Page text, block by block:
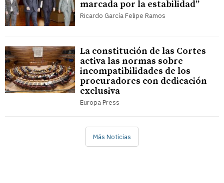
marcada por la estabilidad”
Ricardo García Felipe Ramos
La constitución de las Cortes
activa las normas sobre
incompatibilidades de los
procuradores con dedicación
exclusiva
Europa Press
Más Noticias